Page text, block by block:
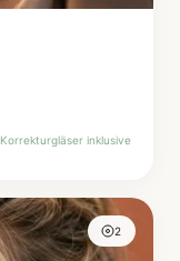
Korrekturgläser inklusive
2